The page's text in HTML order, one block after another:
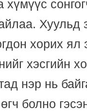
хүмүүс
Хуульд
хорих ял
хэсгийн
нэр нь
болно